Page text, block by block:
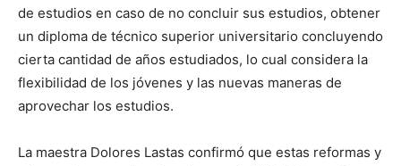
de estudios en caso de no concluir sus estudios, obtener
un diploma de técnico superior universitario concluyendo
cierta cantidad de años estudiados, lo cual considera la
flexibilidad de los jóvenes y las nuevas maneras de
aprovechar los estudios.
La maestra Dolores Lastas confirmó que estas reformas y